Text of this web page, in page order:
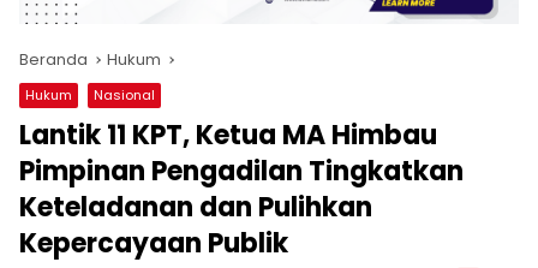
Beranda Hukum
Hukum Nasional
Lantik 11 KPT, Ketua MA Himbau
Pimpinan Pengadilan Tingkatkan
Keteladanan dan Pulihkan
Kepercayaan Publik